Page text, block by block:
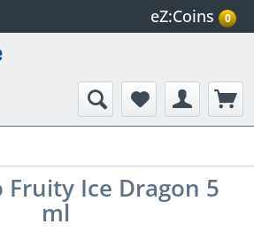
eZ:Coins 0
Fruity Ice Dragon 5
ml